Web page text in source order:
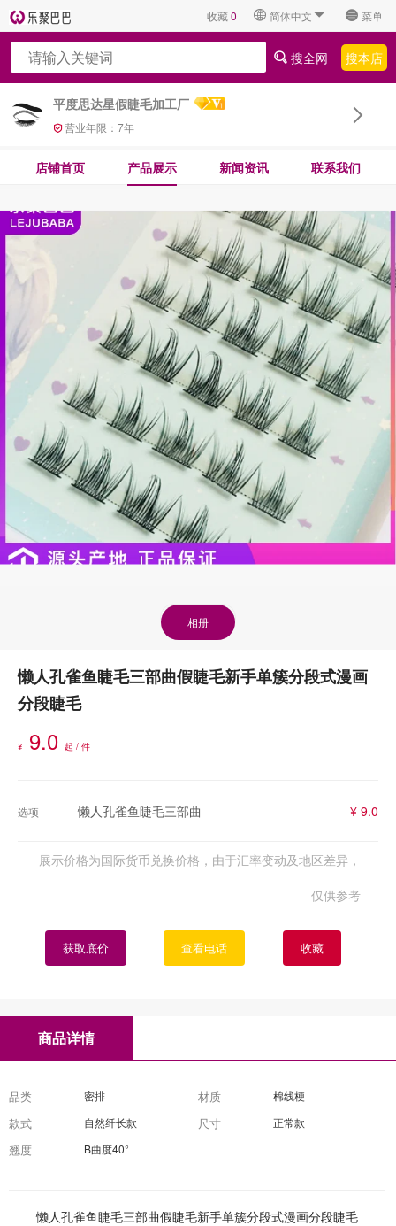
收藏0 简体中文 菜单
平度思达星假睫毛加工厂
营业年限： 7年
搜全网 搜本店
店铺首页 产品展示 新闻资讯 联系我们
相册
懒人孔雀鱼睫毛三部曲假睫毛新手单簇分段式漫画
分段睫毛
¥ 9.0 起 / 件
选项 懒人孔雀鱼睫毛三部曲 ¥ 9.0
展示价格为国际货币兑换价格，由于汇率变动及地区差异，
仅供参考
获取底价 查看电话 收藏
商品详情
品类 密排 材质 棉线梗
款式 自然纤长款 尺寸 正常款
翘度 B曲度40°
懒人孔雀鱼睫毛三部曲假睫毛新手单簇分段式漫画分段睫毛